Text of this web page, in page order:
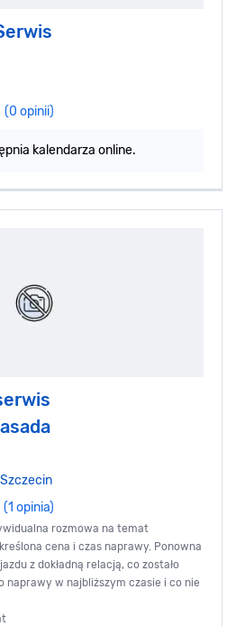
(0 opinii)
kalendarza online.
Szczecin
(1 opinia)
rozmowa na temat
cena i czas naprawy. Ponowna
z dokładną relacją, co zostało
naprawy w najbliższym czasie i co nie